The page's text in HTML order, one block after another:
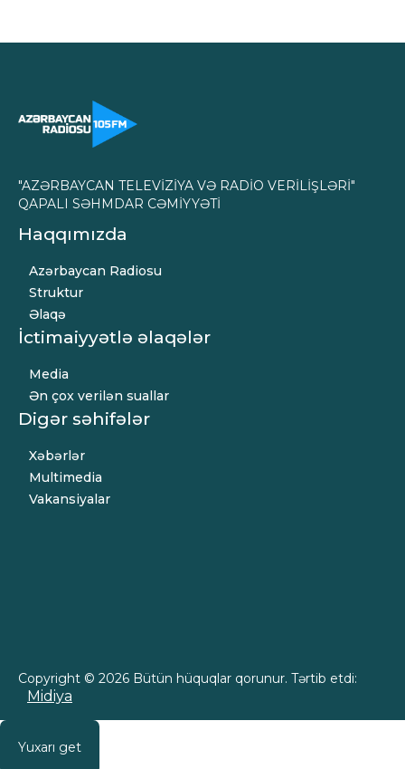
"AZƏRBAYCAN TELEVİZİYA VƏ RADİO VERİLİŞLƏRİ"
QAPALI SƏHMDAR CƏMİYYƏTİ
Haqqımızda
Azərbaycan Radiosu
Struktur
Əlaqə
İctimaiyyətlə əlaqələr
Media
Ən çox verilən suallar
Digər səhifələr
Xəbərlər
Multimedia
Vakansiyalar
Copyright © 2026 Bütün hüquqlar qorunur. Tərtib etdi:
Midiya
Yuxarı get